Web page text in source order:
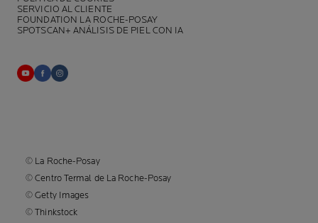
SERVICIO AL CLIENTE
FOUNDATION LA ROCHE-POSAY
SPOTSCAN+ ANÁLISIS DE PIEL CON IA
© La Roche-Posay
© Centro Termal de La Roche-Posay
© Getty Images
© Thinkstock